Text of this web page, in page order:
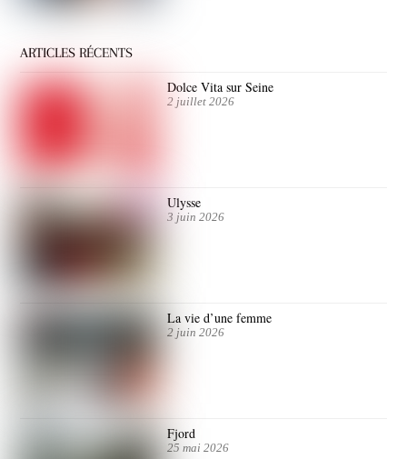
ARTICLES RÉCENTS
Dolce Vita sur Seine
2 juillet 2026
Ulysse
3 juin 2026
La vie d’une femme
2 juin 2026
Fjord
25 mai 2026